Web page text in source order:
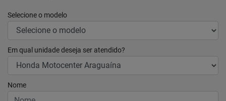
Selecione o modelo
Em qual unidade deseja ser atendido?
Nome